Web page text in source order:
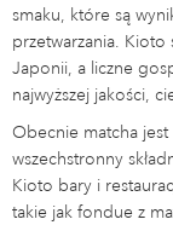
smaku, które są
przetwarzania.
Japonii, a liczne
najwyższej jakości,
Obecnie matcha
wszechstronny
Kioto bary i
takie jak fondue z